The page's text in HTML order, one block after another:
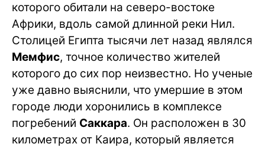
которого обитали на северо-востоке
Африки, вдоль самой длинной реки Нил.
Столицей Египта тысячи лет назад являлся
Мемфис, точное количество жителей
которого до сих пор неизвестно. Но ученые
уже давно выяснили, что умершие в этом
городе люди хоронились в комплексе
погребений Саккара. Он расположен в 30
километрах от Каира, который является